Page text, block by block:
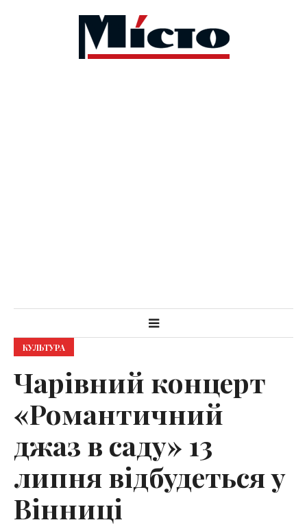
КУЛЬТУРА
Чарівний концерт
«Романтичний
джаз в саду» 13
липня відбудеться у
Вінниці